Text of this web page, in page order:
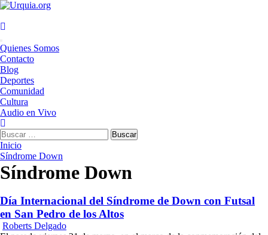
Saltar
contenido
Menú
principal
Quienes Somos
Contacto
Blog
Deportes
Comunidad
Cultura
Audio en Vivo
Buscar:
Inicio
Síndrome Down
Síndrome Down
Día Internacional del Síndrome de Down con Futsal
en San Pedro de los Altos
Roberts Delgado